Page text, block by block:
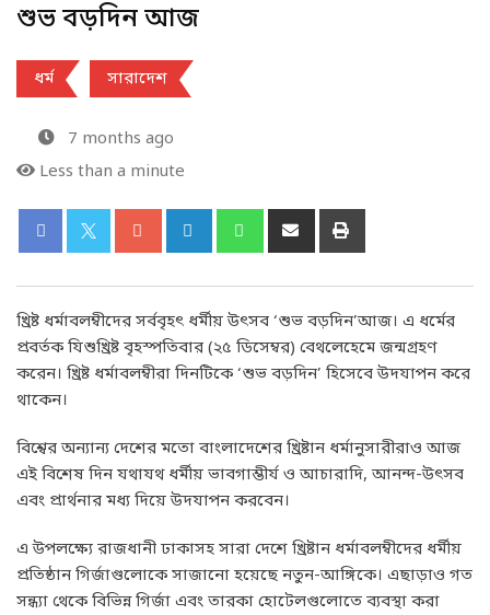
শুভ বড়দিন আজ
ধর্ম সারাদেশ
7 months ago
Less than a minute
খ্রিষ্ট ধর্মাবলম্বীদের সর্ববৃহৎ ধর্মীয় উৎসব ‘শুভ বড়দিন’আজ। এ ধর্মের
প্রবর্তক যিশুখ্রিষ্ট বৃহস্পতিবার (২৫ ডিসেম্বর) বেথলেহেমে জন্মগ্রহণ
করেন। খ্রিষ্ট ধর্মাবলম্বীরা দিনটিকে ‘শুভ বড়দিন’ হিসেবে উদযাপন করে
থাকেন।
বিশ্বের অন্যান্য দেশের মতো বাংলাদেশের খ্রিষ্টান ধর্মানুসারীরাও আজ
এই বিশেষ দিন যথাযথ ধর্মীয় ভাবগাম্ভীর্য ও আচারাদি, আনন্দ-উৎসব
এবং প্রার্থনার মধ্য দিয়ে উদযাপন করবেন।
এ উপলক্ষ্যে রাজধানী ঢাকাসহ সারা দেশে খ্রিষ্টান ধর্মাবলম্বীদের ধর্মীয়
প্রতিষ্ঠান গির্জাগুলোকে সাজানো হয়েছে নতুন-আঙ্গিকে। এছাড়াও গত
সন্ধ্যা থেকে বিভিন্ন গির্জা এবং তারকা হোটেলগুলোতে ব্যবস্থা করা